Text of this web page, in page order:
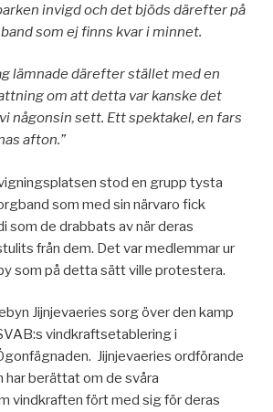
invigd och det bjöds därefter på
som ej finns kvar i minnet.
lämnade därefter stället med en
om att detta var kanske det
någonsin sett. Ett spektakel, en fars
afton.”
stod en grupp tysta
som med sin närvaro fick
som de drabbats av när deras
från dem. Det var medlemmar ur
som på detta sätt ville protestera.
Jijnjevaeries sorg över den kamp
vindkraftsetablering i
Jijnjevaeries ordförande
har berättat om de svåra
vindkraften fört med sig för deras